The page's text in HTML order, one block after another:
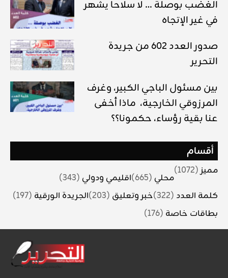
الغضب بوصلة … لا سلاحا يشهر
في غير الإتجاه
صدور العدد 602 من جريدة
التحرير
بين مسئول الباجي الكبير، وغرف
المرزوقي الخارجية، ماذا أخفى
عنا بقية رؤساء، حكمونا؟؟
أقسام
مميز(1072)
محلي (665) اقليمي ودولي (343)
كلمة العدد (322) خبر وتعليق (203) الجريدة الورقية (197)
بطاقات خاصة (176)